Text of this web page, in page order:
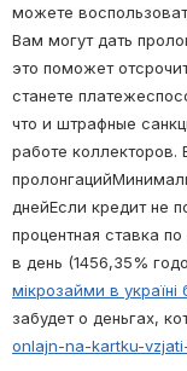
можете
Вам могут дать
это поможет
станете
что и штрафные
работе коллекторов.
днейЕсли кредит не
процентная ставка
в день (1456,35%
мікрозайми в україні
забудет о деньгах,
onlajn-na-kartku-